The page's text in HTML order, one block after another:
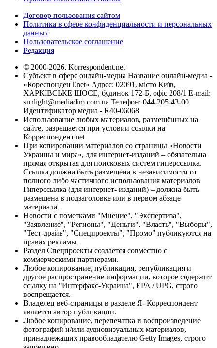
Договор пользования сайтом
Политика в сфере конфиденциальности и персональных
данных
Пользовательское соглашение
Редакция
© 2000-2026, Korrespondent.net
Субъект в сфере онлайн-медиа Название онлайн-медиа -
«КореспонденТ.net» Адрес: 02091, місто Київ,
ХАРКІВСЬКЕ ШОСЕ, будинок 172-Б, офіс 208/1 E-mail:
sunlight@mediadim.com.ua Телефон: 044-205-43-00
Идентификатор медиа - R40-06068
Использование любых материалов, размещённых на
сайте, разрешается при условии ссылки на
Корреспондент.net.
При копировании материалов со страницы «Новости
Украины и мира», для интернет-изданий – обязательна
прямая открытая для поисковых систем гиперссылка.
Ссылка должна быть размещена в независимости от
полного либо частичного использования материалов.
Гиперссылка (для интернет- изданий) – должна быть
размещена в подзаголовке или в первом абзаце
материала.
Новости с пометками "Мнение", "Экспертиза",
"Заявление", "Регионы", "Деньги", "Власть", "Выборы",
"Тест-драйв", "Спецпроекты", "Промо" публикуются на
правах рекламы.
Раздел Спецпроекты создается совместно с
коммерческими партнерами.
Любое копирование, публикация, републикация и
другое распространение информации, которое содержит
ссылку на "Интерфакс-Украина", EPA / UPG, строго
воспрещается.
Владелец веб-страницы в разделе Я- Корреспондент
является автор публикации.
Любое копирование, перепечатка и воспроизведение
фотографий и/или аудиовизуальных материалов,
принадлежащих правообладателю Getty Images, строго